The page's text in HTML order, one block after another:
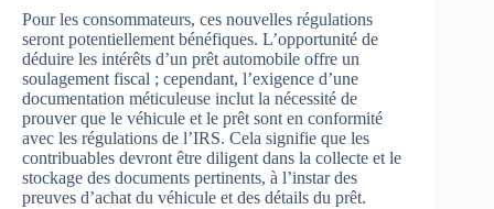
Pour les consommateurs, ces nouvelles régulations
seront potentiellement bénéfiques. L’opportunité de
déduire les intérêts d’un prêt automobile offre un
soulagement fiscal ; cependant, l’exigence d’une
documentation méticuleuse inclut la nécessité de
prouver que le véhicule et le prêt sont en conformité
avec les régulations de l’IRS. Cela signifie que les
contribuables devront être diligent dans la collecte et le
stockage des documents pertinents, à l’instar des
preuves d’achat du véhicule et des détails du prêt.